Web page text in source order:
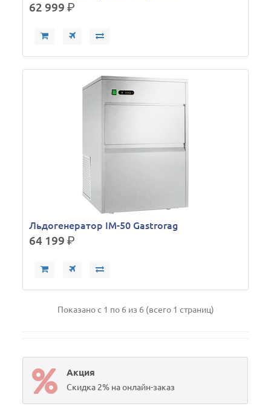
62 999р.
Льдогенератор IM-50 Gastrorag
64 199р.
Показано с 1 по 6 из 6 (всего 1 страниц)
Акция
Скидка 2% на онлайн-заказ